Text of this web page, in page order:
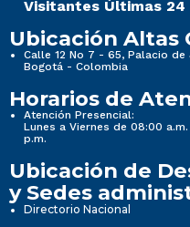
Visitantes Últimas 24
Ubicación Altas
Calle 12 No 7 - 65, Palacio
Bogotá - Colombia
Horarios de
Atención Presencial:
Lunes a Viernes de 08:00
p.m.
Ubicación de
y Sedes
Directorio Nacional